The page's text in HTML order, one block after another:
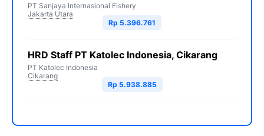
PT Sanjaya Internasional Fishery
Jakarta Utara
Rp 5.396.761
HRD Staff PT Katolec Indonesia, Cikarang
PT Katolec Indonesia
Cikarang
Rp 5.938.885